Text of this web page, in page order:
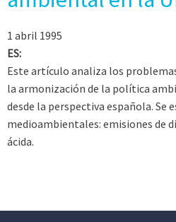
1 abril 1995
ES:
Este artículo analiza los
la armonización de la política
desde la perspectiva española. Se
medioambientales: emisiones de
ácida.